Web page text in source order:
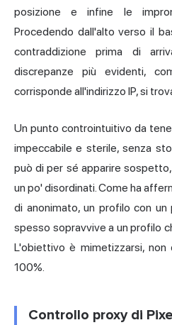
posizione e infine le
Procedendo dall'alto verso il
contraddizione prima di
discrepanze più evidenti,
corrisponde all'indirizzo IP, si
Un punto controintuitivo da
impeccabile e sterile, senza
può di per sé apparire
un po' disordinati. Come ha
di anonimato, un profilo con
spesso sopravvive a un profilo
L'obiettivo è mimetizzarsi,
100%.
Controllo proxy di